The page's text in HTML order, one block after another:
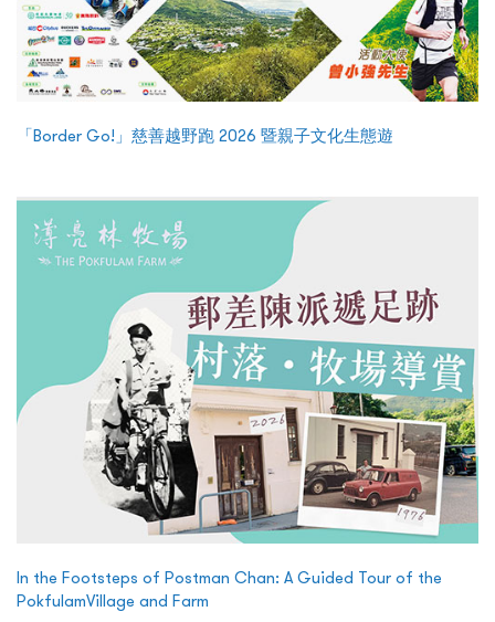
「Border Go!」慈善越野跑 2026 暨親子文化生態遊
In the Footsteps of Postman Chan: A Guided Tour of the
PokfulamVillage and Farm